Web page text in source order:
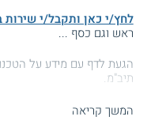
לחץ/י כאן ותקבל/י שירות
ראש וגם כסף ...
הגעת לדף עם מידע על
תיב"מ.
המידע באתר הועיל ל87%המשך קריאה